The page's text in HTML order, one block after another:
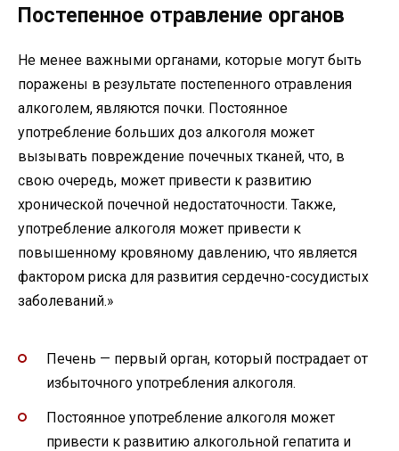
Постепенное отравление органов
Не менее важными органами, которые могут быть
поражены в результате постепенного отравления
алкоголем, являются почки. Постоянное
употребление больших доз алкоголя может
вызывать повреждение почечных тканей, что, в
свою очередь, может привести к развитию
хронической почечной недостаточности. Также,
употребление алкоголя может привести к
повышенному кровяному давлению, что является
фактором риска для развития сердечно-сосудистых
заболеваний.»
Печень — первый орган, который пострадает от
избыточного употребления алкоголя.
Постоянное употребление алкоголя может
привести к развитию алкогольной гепатита и